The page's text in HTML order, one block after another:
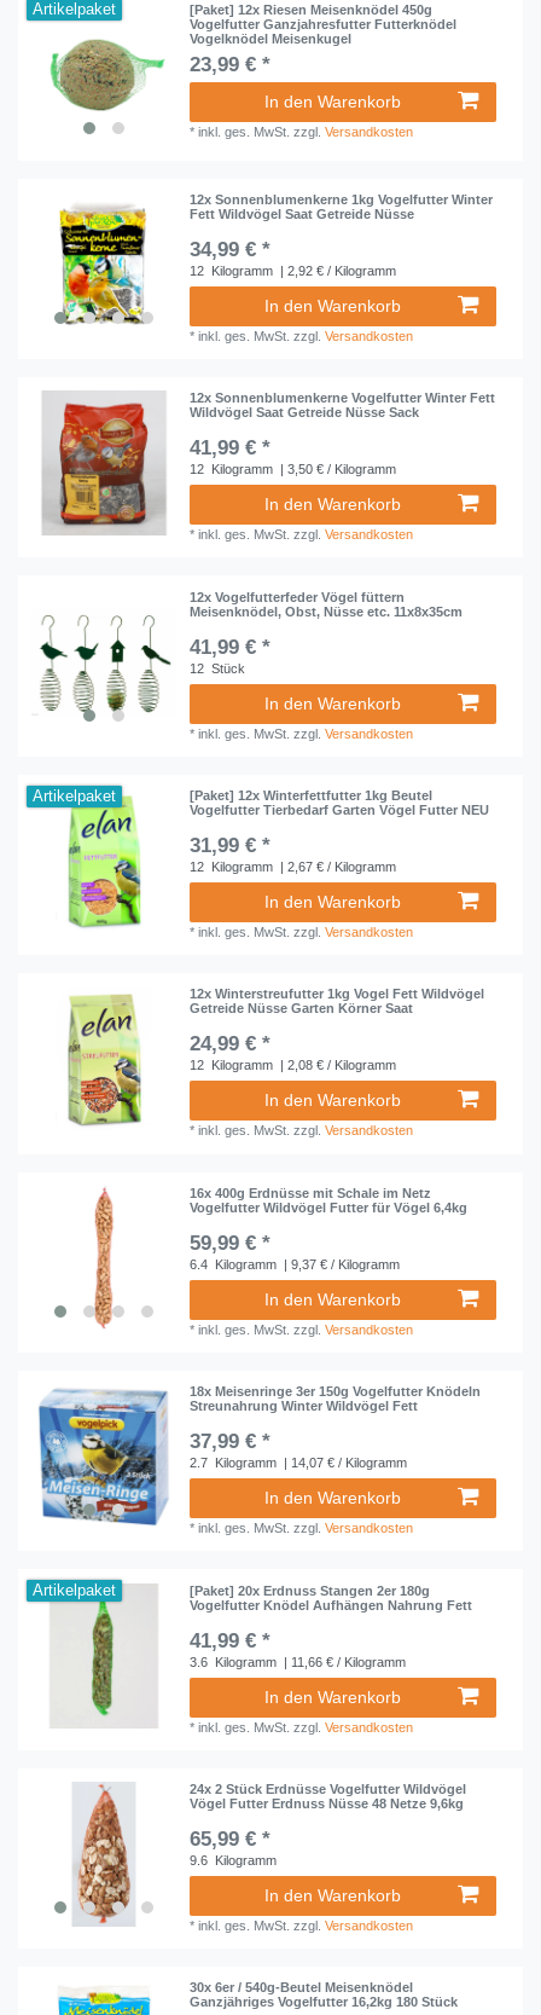
Artikelpaket
[Paket] 12x Riesen Meisenknödel 450g
Vogelfutter Ganzjahresfutter Futterknödel
Vogelknödel Meisenkugel
23,99 € *
In den Warenkorb
*inkl. ges. MwSt. zzgl.Versandkosten
12x Sonnenblumenkerne 1kg Vogelfutter Winter
Fett Wildvögel Saat Getreide Nüsse
34,99 € *
12 Kilogramm | 2,92 € / Kilogramm
In den Warenkorb
*inkl. ges. MwSt. zzgl.Versandkosten
12x Sonnenblumenkerne Vogelfutter Winter Fett
Wildvögel Saat Getreide Nüsse Sack
41,99 € *
12 Kilogramm | 3,50 € / Kilogramm
In den Warenkorb
*inkl. ges. MwSt. zzgl.Versandkosten
12x Vogelfutterfeder Vögel füttern
Meisenknödel, Obst, Nüsse etc. 11x8x35cm
41,99 € *
12 Stück
In den Warenkorb
*inkl. ges. MwSt. zzgl.Versandkosten
Artikelpaket
[Paket] 12x Winterfettfutter 1kg Beutel
Vogelfutter Tierbedarf Garten Vögel Futter NEU
31,99 € *
12 Kilogramm | 2,67 € / Kilogramm
In den Warenkorb
*inkl. ges. MwSt. zzgl.Versandkosten
12x Winterstreufutter 1kg Vogel Fett Wildvögel
Getreide Nüsse Garten Körner Saat
24,99 € *
12 Kilogramm | 2,08 € / Kilogramm
In den Warenkorb
*inkl. ges. MwSt. zzgl.Versandkosten
16x 400g Erdnüsse mit Schale im Netz
Vogelfutter Wildvögel Futter für Vögel 6,4kg
59,99 € *
6.4 Kilogramm | 9,37 € / Kilogramm
In den Warenkorb
*inkl. ges. MwSt. zzgl.Versandkosten
18x Meisenringe 3er 150g Vogelfutter Knödeln
Streunahrung Winter Wildvögel Fett
37,99 € *
2.7 Kilogramm | 14,07 € / Kilogramm
In den Warenkorb
*inkl. ges. MwSt. zzgl.Versandkosten
Artikelpaket
[Paket] 20x Erdnuss Stangen 2er 180g
Vogelfutter Knödel Aufhängen Nahrung Fett
41,99 € *
3.6 Kilogramm | 11,66 € / Kilogramm
In den Warenkorb
*inkl. ges. MwSt. zzgl.Versandkosten
24x 2 Stück Erdnüsse Vogelfutter Wildvögel
Vögel Futter Erdnuss Nüsse 48 Netze 9,6kg
65,99 € *
9.6 Kilogramm
In den Warenkorb
*inkl. ges. MwSt. zzgl.Versandkosten
30x 6er / 540g-Beutel Meisenknödel
Ganzjähriges Vogelfutter 16,2kg 180 Stück